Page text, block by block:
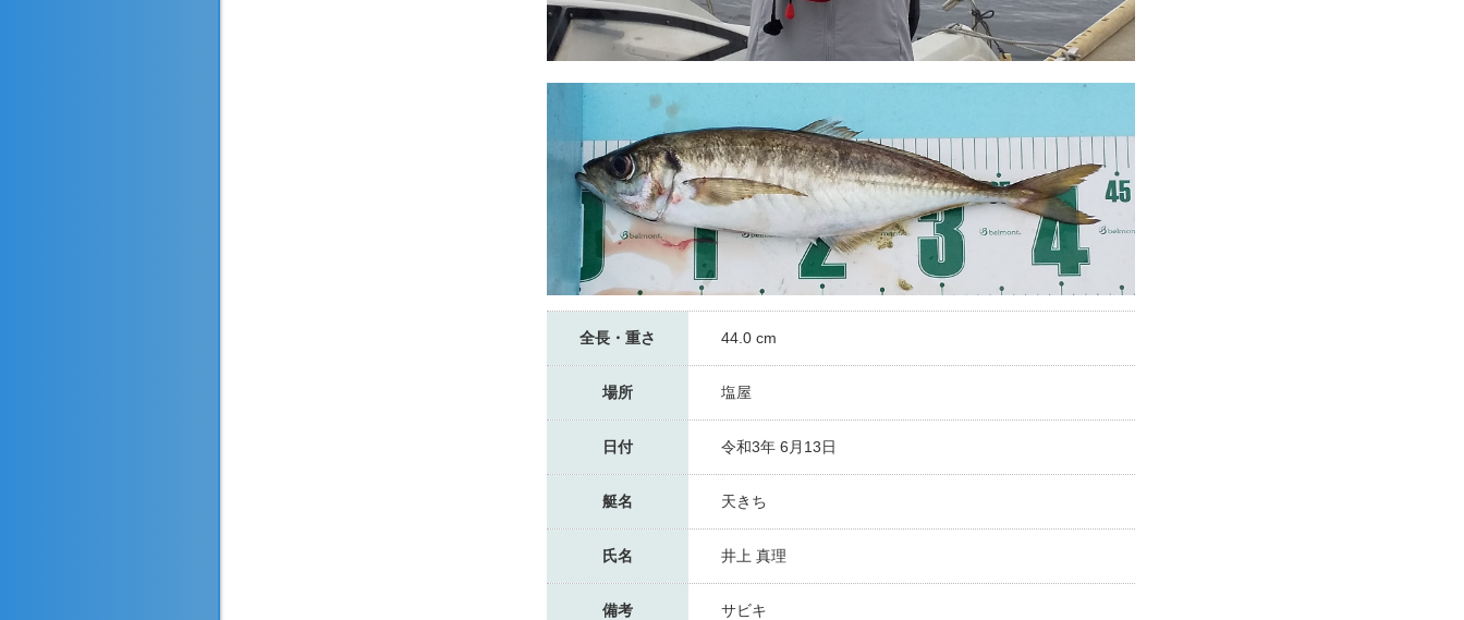
全長・重さ 44.0 cm
場所 塩屋
日付 令和3年 6月13日
艇名 天きち
氏名 井上 真理
備考 サビキ